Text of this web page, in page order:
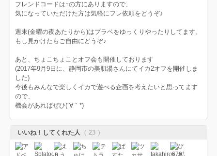
フレンドコードは↑の方にありますので、
気になっていただけた方は気軽にフレ依頼をどうぞ♪
週末(金曜の夜あたりから)はプラベをゆっくりやったりしてます。
もし見かけたらご自由にどうぞ♪
あと、ちょこちょことオフ会も開催しております
(2017年9月9日に、静岡市の美肌湯さんにてイカ2オフを開催しま
した)
今後もみんなで楽しくイカで遊べる企画を考えたいと思ってます
ので、
機会があればぜひ(´∀｀*)
いいね！してくれた人 （ 23 ）